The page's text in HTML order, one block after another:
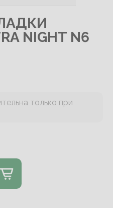
NIGHT N6
только при